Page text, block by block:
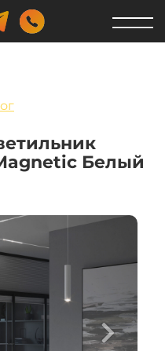
Белый